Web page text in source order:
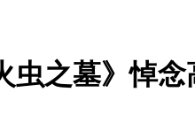
虫之墓》悼念